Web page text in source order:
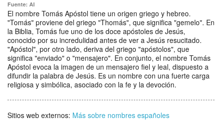
Fuente: AI
El nombre Tomás Apóstol tiene un origen griego y hebreo.
"Tomás" proviene del griego "Thomás", que significa "gemelo". En
la Biblia, Tomás fue uno de los doce apóstoles de Jesús,
conocido por su incredulidad antes de ver a Jesús resucitado.
"Apóstol", por otro lado, deriva del griego "apóstolos", que
significa "enviado" o "mensajero". En conjunto, el nombre Tomás
Apóstol evoca la imagen de un mensajero fiel y leal, dispuesto a
difundir la palabra de Jesús. Es un nombre con una fuerte carga
religiosa y simbólica, asociado con la fe y la devoción.
Sitios web externos: Más sobre nombres españoles